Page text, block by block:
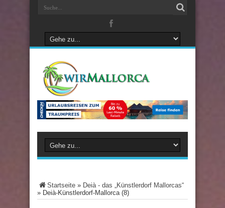
Startseite » Deià - das „Künstlerdorf Mallorcas“
» Deià-Künstlerdorf-Mallorca (8)